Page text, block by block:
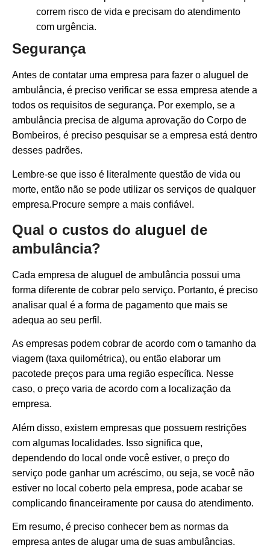
correm risco de vida e precisam do atendimento
com urgência.
Segurança
Antes de contatar uma empresa para fazer o aluguel de
ambulância, é preciso verificar se essa empresa atende a
todos os requisitos de segurança. Por exemplo, se a
ambulância precisa de alguma aprovação do Corpo de
Bombeiros, é preciso pesquisar se a empresa está dentro
desses padrões.
Lembre-se que isso é literalmente questão de vida ou
morte, então não se pode utilizar os serviços de qualquer
empresa.Procure sempre a mais confiável.
Qual o custos do aluguel de
ambulância?
Cada empresa de aluguel de ambulância possui uma
forma diferente de cobrar pelo serviço. Portanto, é preciso
analisar qual é a forma de pagamento que mais se
adequa ao seu perfil.
As empresas podem cobrar de acordo com o tamanho da
viagem (taxa quilométrica), ou então elaborar um
pacotede preços para uma região específica. Nesse
caso, o preço varia de acordo com a localização da
empresa.
Além disso, existem empresas que possuem restrições
com algumas localidades. Isso significa que,
dependendo do local onde você estiver, o preço do
serviço pode ganhar um acréscimo, ou seja, se você não
estiver no local coberto pela empresa, pode acabar se
complicando financeiramente por causa do atendimento.
Em resumo, é preciso conhecer bem as normas da
empresa antes de alugar uma de suas ambulâncias.